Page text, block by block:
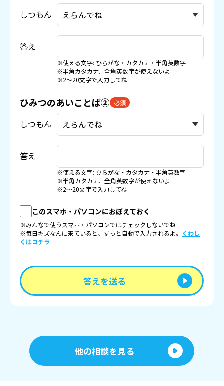
しつもん
答え
※使える文字: ひらがな・カタカナ・半角英数字
※半角カタカナ、全角英数字が使えないよ
※2〜20文字で入力してね
ひみつのあいことば② 必須
しつもん
答え
※使える文字: ひらがな・カタカナ・半角英数字
※半角カタカナ、全角英数字が使えないよ
※2〜20文字で入力してね
このスマホ・パソコンにおぼえておく
※みんなで使うスマホ・パソコンではチェックしないでね
※毎日キズなんに来ていると、ずっと自動で入力されるよ。 くわし
くはコチラ
答えを送る
他の相談を見る